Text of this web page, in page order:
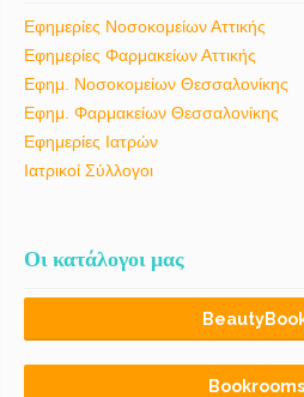
Εφημερίες Νοσοκομείων Αττικής
Εφημερίες Φαρμακείων Αττικής
Εφημ. Νοσοκομείων Θεσσαλονίκης
Εφημ. Φαρμακείων Θεσσαλονίκης
Εφημερίες Ιατρών
Ιατρικοί Σύλλογοι
Οι κατάλογοι μας